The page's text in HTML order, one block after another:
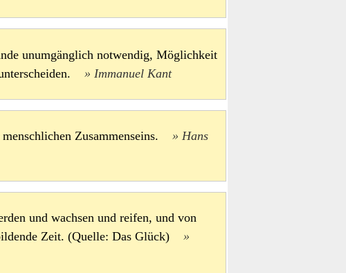
unumgänglich notwendig, Möglichkeit
unterscheiden.
Immanuel Kant
menschlichen Zusammenseins.
Hans
und wachsen und reifen, und von
Zeit. (Quelle: Das Glück)